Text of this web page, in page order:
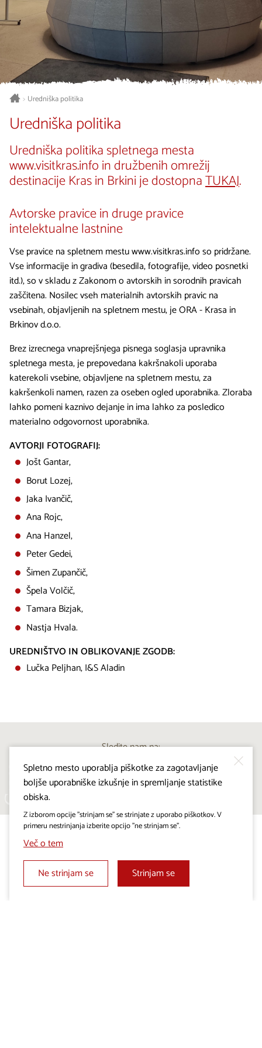
> Uredniška politika
Uredniška politika
Uredniška politika spletnega mesta
www.visitkras.info in družbenih omrežij
destinacije Kras in Brkini je dostopnaTUKAJ.
Avtorske pravice in druge pravice
intelektualne lastnine
Vse pravice na spletnem mestu www.visitkras.info so pridržane.
Vse informacije in gradiva (besedila, fotografije, video posnetki
itd.), so v skladu z Zakonom o avtorskih in sorodnih pravicah
zaščitena. Nosilec vseh materialnih avtorskih pravic na
vsebinah, objavljenih na spletnem mestu, je ORA - Krasa in
Brkinov d.o.o.
Brez izrecnega vnaprejšnjega pisnega soglasja upravnika
spletnega mesta, je prepovedana kakršnakoli uporaba
katerekoli vsebine, objavljene na spletnem mestu, za
kakršenkoli namen, razen za oseben ogled uporabnika. Zloraba
lahko pomeni kaznivo dejanje in ima lahko za posledico
materialno odgovornost uporabnika.
AVTORJI FOTOGRAFIJ:
Jošt Gantar,
Borut Lozej,
Jaka Ivančič,
Ana Rojc,
Ana Hanzel,
Peter Gedei,
Šimen Zupančič,
Špela Volčič,
Tamara Bizjak,
Nastja Hvala.
UREDNIŠTVO IN OBLIKOVANJE ZGODB:
Lučka Peljhan, I&S Aladin
Sledite nam na:
Spletno mesto uporablja piškotke za zagotavljanje
boljše uporabniške izkušnje in spremljanje statistike
obiska.
Z izborom opcije "strinjam se" se strinjate z uporabo piškotkov. V
primeru nestrinjanja izberite opcijo "ne strinjam se".
Več o tem
Ne strinjam se
Strinjam se